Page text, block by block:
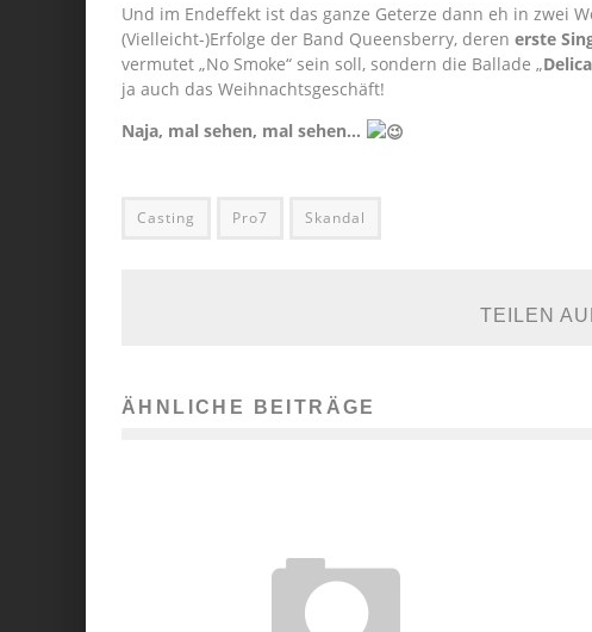
Und im Endeffekt ist das ganze Geterze dann eh in zwei
(Vielleicht-)Erfolge der Band Queensberry, deren erste
vermutet „No Smoke“ sein soll, sondern die Ballade „
ja auch das Weihnachtsgeschäft!
Naja, mal sehen, mal sehen…
Casting Pro7 Skandal
TEILEN
ÄHNLICHE BEITRÄGE